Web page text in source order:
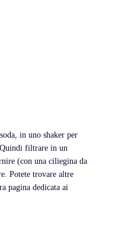
in uno shaker per
filtrare in un
(con una ciliegina da
Potete trovare altre
pagina dedicata ai